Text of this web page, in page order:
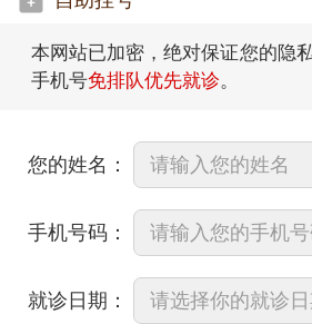
本网站已加密，绝对保证您的隐
手机号免排队优先就诊。
您的姓名：
手机号码：
就诊日期：